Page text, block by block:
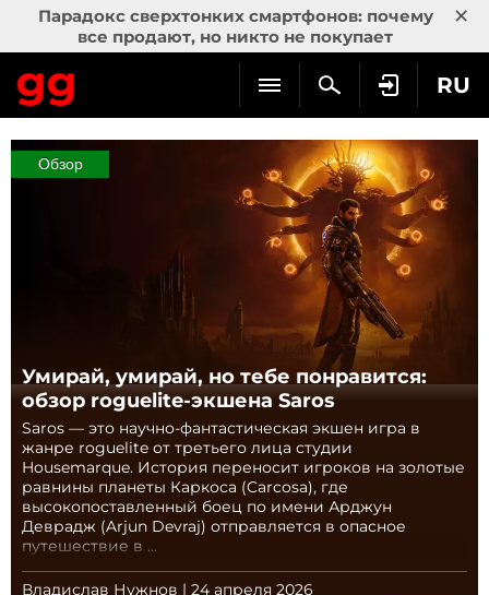
Парадокс сверхтонких смартфонов: почему
все продают, но никто не покупает
×
RU
Обзор
Умирай, умирай, но тебе понравится:
обзор roguelite-экшена Saros
Saros — это научно-фантастическая экшен игра в
жанре roguelite от третьего лица студии
Housemarque. История переносит игроков на золотые
равнины планеты Каркоса (Carcosa), где
высокопоставленный боец по имени Арджун
Деврадж (Arjun Devraj) отправляется в опасное
путешествие в ...
Владислав Нужнов | 24 апреля 2026